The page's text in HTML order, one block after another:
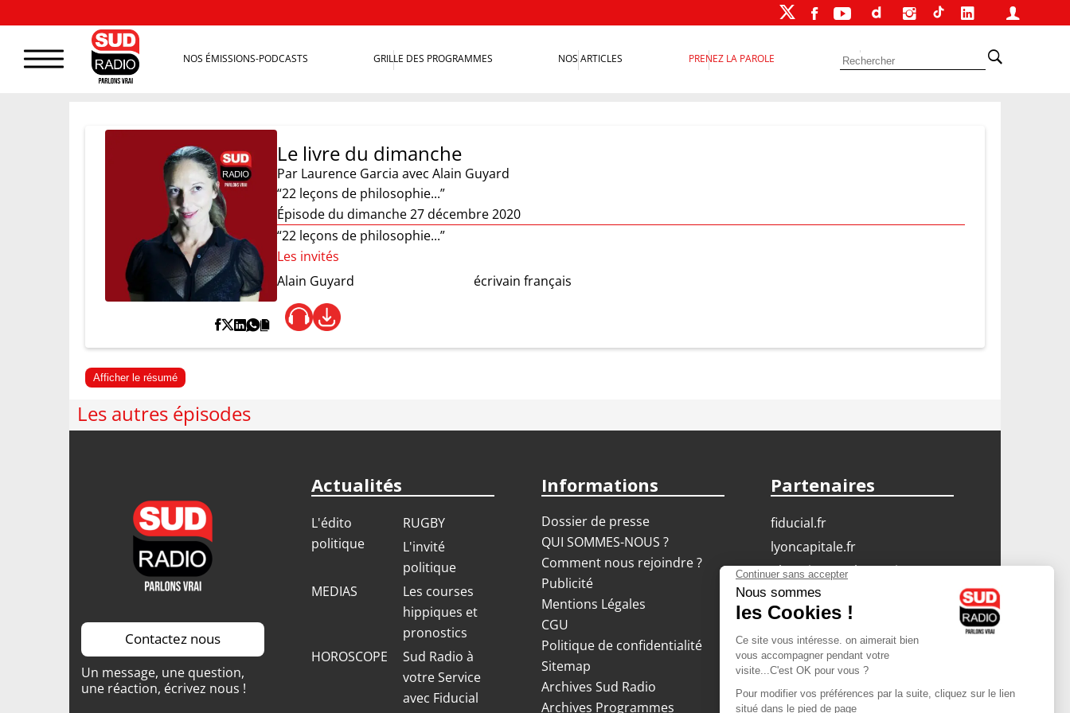
NOS ÉMISSIONS-PODCASTS GRILLE DES PROGRAMMES NOS ARTICLES PRENEZ LA PAROLE
Le livre du dimanche
Par Laurence Garcia avec Alain Guyard
“22 leçons de philosophie...”
Épisode du dimanche 27 décembre 2020
“22 leçons de philosophie...”
Les invités
Alain Guyard
écrivain français
Afficher le résumé
Les autres épisodes
Contactez nous
Un message, une question,
une réaction, écrivez nous !
Actualités
L'édito
politique
RUGBY
L'invité
politique
MEDIAS
Les courses
hippiques et
pronostics
HOROSCOPE
Sud Radio à
votre Service
avec Fiducial
Informations
Dossier de presse
QUI SOMMES-NOUS ?
Comment nous rejoindre ?
Publicité
Mentions Légales
CGU
Politique de confidentialité
Sitemap
Archives Sud Radio
Archives Programmes
Partenaires
fiducial.fr
lyoncapitale.fr
olympique-et-lyonnais.com
L'application Iphone
/ Android
Téléchargez l'application